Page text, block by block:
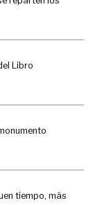
Libro
tiempo, más